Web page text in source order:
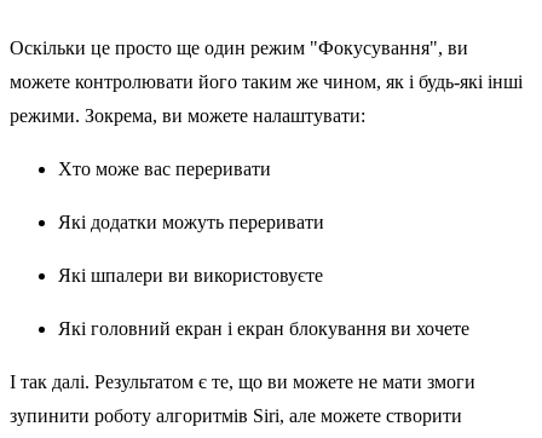
Оскільки це просто ще один режим "Фокусування", ви
можете контролювати його таким же чином, як і будь-які інші
режими. Зокрема, ви можете налаштувати:
Хто може вас переривати
Які додатки можуть переривати
Які шпалери ви використовуєте
Які головний екран і екран блокування ви хочете
І так далі. Результатом є те, що ви можете не мати змоги
зупинити роботу алгоритмів Siri, але можете створити